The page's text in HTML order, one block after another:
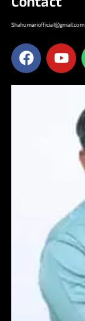
Shahumariofficial@gmail.com